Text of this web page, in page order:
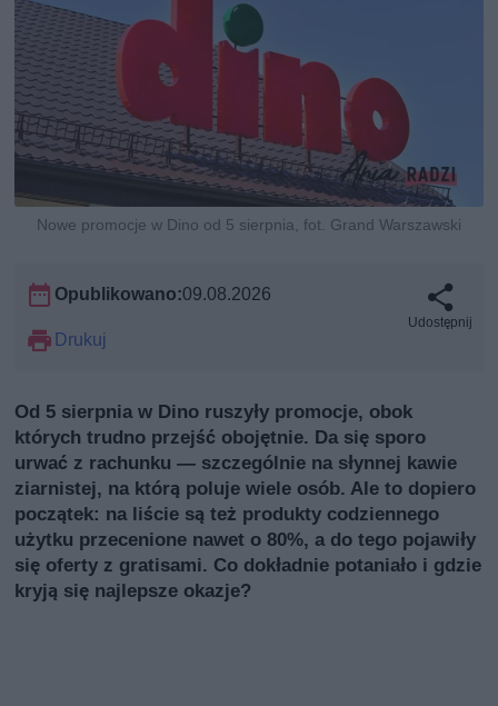
Nowe promocje w Dino od 5 sierpnia, fot. Grand Warszawski
Opublikowano:09.08.2026
Drukuj
Udostępnij
Od 5 sierpnia w Dino ruszyły promocje, obok
których trudno przejść obojętnie. Da się sporo
urwać z rachunku — szczególnie na słynnej kawie
ziarnistej, na którą poluje wiele osób. Ale to dopiero
początek: na liście są też produkty codziennego
użytku przecenione nawet o 80%, a do tego pojawiły
się oferty z gratisami. Co dokładnie potaniało i gdzie
kryją się najlepsze okazje?